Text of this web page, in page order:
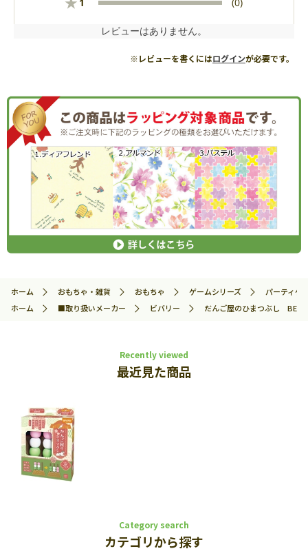
レビューはありません。
※レビューを書くにはログインが必要です。
ホーム おもちゃ・雑貨 おもちゃ ゲームシリーズ
パーティゲ
ホーム
■取り扱いメーカー ビバリー だんご屋のひまつぶし BEV-
Recently viewed
最近見た商品
Category search
カテゴリから探す